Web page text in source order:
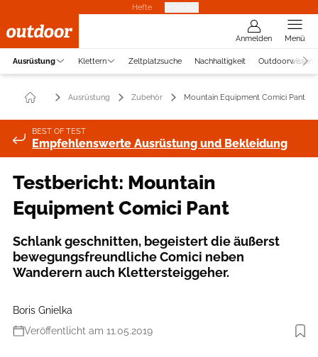
Hefte
Anmelden Menü
Ausrüstung Klettern Zeltplatzsuche Nachhaltigkeit Outdoorwissen
Ausrüstung Zubehör Mountain Equipment Comici Pants
BEST OF TEST
Empfehlenswerte Ausrüstung und Bekleidung
Testbericht: Mountain
Equipment Comici Pant
Schlank geschnitten, begeistert die äußerst
bewegungsfreundliche Comici neben
Wanderern auch Klettersteiggeher.
Boris Gnielka
Veröffentlicht am 11.05.2019
Foto: Hersteller